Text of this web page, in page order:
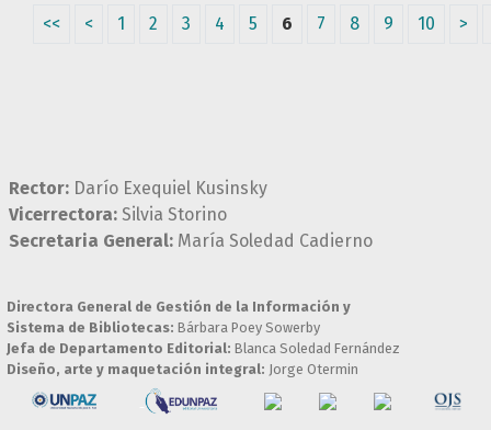
<< < 1 2 3 4 5 6 7 8 9 10 >
Rector: Darío Exequiel Kusinsky
Vicerrectora: Silvia Storino
Secretaria General: María Soledad Cadierno
Directora General de Gestión de la Información y
Sistema de Bibliotecas: Bárbara Poey Sowerby
Jefa de Departamento Editorial: Blanca Soledad Fernández
Diseño, arte y maquetación integral: Jorge Otermin